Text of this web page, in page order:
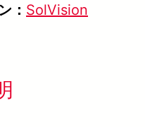
： SolVision